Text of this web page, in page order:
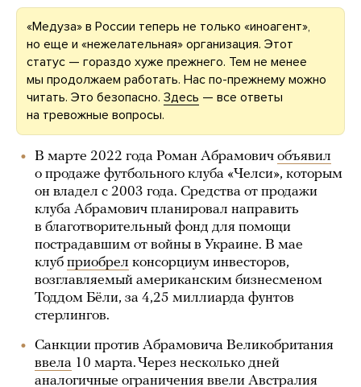
«Медуза» в России теперь не только «иноагент»,
но еще и «нежелательная» организация. Этот
статус — гораздо хуже прежнего. Тем не менее
мы продолжаем работать. Нас по-прежнему можно
читать. Это безопасно. Здесь — все ответы
на тревожные вопросы.
В марте 2022 года Роман Абрамович объявил
о продаже футбольного клуба «Челси», которым
он владел с 2003 года. Средства от продажи
клуба Абрамович планировал направить
в благотворительный фонд для помощи
пострадавшим от войны в Украине. В мае
клуб приобрел консорциум инвесторов,
возглавляемый американским бизнесменом
Тоддом Бёли, за 4,25 миллиарда фунтов
стерлингов.
Санкции против Абрамовича Великобритания
ввела 10 марта. Через несколько дней
аналогичные ограничения ввели Австралия